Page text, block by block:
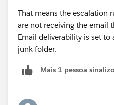
That means the escalation
are not receiving the email
Email deliverability is set
junk folder.
Mais 1 pessoa